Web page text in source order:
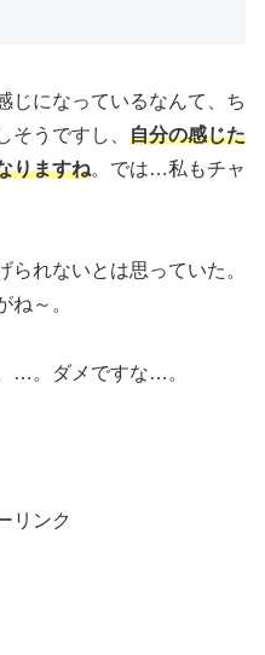
になっているなんて、ち
そうですし、 自分の感じた
りますね。では…私もチャ
れないとは思っていた。
ね～。
…。ダメですな…。
リンク